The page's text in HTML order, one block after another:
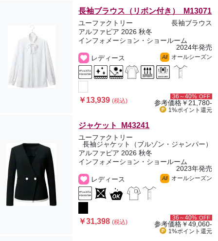
長袖ブラウス（リボン付き） M13071
ユーファクトリー
長袖ブラウス
アルファピア 2026 秋冬
インフォメーション・ショールーム
2024年発売
レディース
All オールシーズン
￥13,939(税込)
36～40% OFF
参考価格￥21,780-
1%ポイント 還元
ジャケット M43241
ユーファクトリー
長袖ジャケット（ブルゾン・ジャンパー）
アルファピア 2026 秋冬
インフォメーション・ショールーム
2023年発売
レディース
All オールシーズン
￥31,398(税込)
36～40% OFF
参考価格￥49,060-
1%ポイント 還元